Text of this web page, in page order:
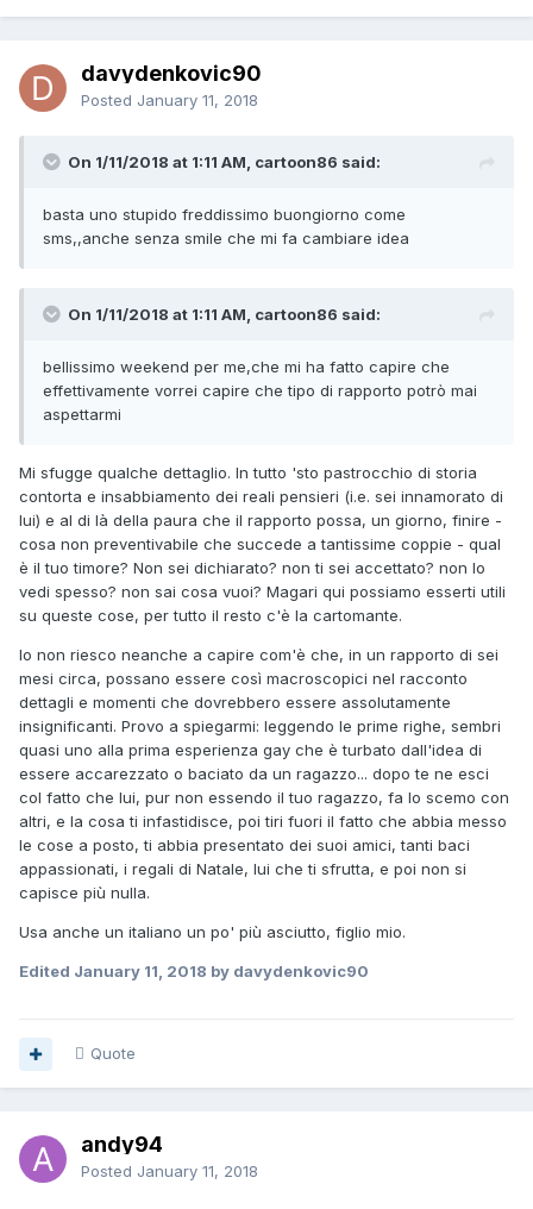
davydenkovic90
Posted January 11, 2018
On 1/11/2018 at 1:11 AM, cartoon86 said:
basta uno stupido freddissimo buongiorno come
sms,,anche senza smile che mi fa cambiare idea
On 1/11/2018 at 1:11 AM, cartoon86 said:
bellissimo weekend per me,che mi ha fatto capire che
effettivamente vorrei capire che tipo di rapporto potrò mai
aspettarmi
Mi sfugge qualche dettaglio. In tutto 'sto pastrocchio di storia
contorta e insabbiamento dei reali pensieri (i.e. sei innamorato di
lui) e al di là della paura che il rapporto possa, un giorno, finire -
cosa non preventivabile che succede a tantissime coppie - qual
è il tuo timore? Non sei dichiarato? non ti sei accettato? non lo
vedi spesso? non sai cosa vuoi? Magari qui possiamo esserti utili
su queste cose, per tutto il resto c'è la cartomante.
Io non riesco neanche a capire com'è che, in un rapporto di sei
mesi circa, possano essere così macroscopici nel racconto
dettagli e momenti che dovrebbero essere assolutamente
insignificanti. Provo a spiegarmi: leggendo le prime righe, sembri
quasi uno alla prima esperienza gay che è turbato dall'idea di
essere accarezzato o baciato da un ragazzo... dopo te ne esci
col fatto che lui, pur non essendo il tuo ragazzo, fa lo scemo con
altri, e la cosa ti infastidisce, poi tiri fuori il fatto che abbia messo
le cose a posto, ti abbia presentato dei suoi amici, tanti baci
appassionati, i regali di Natale, lui che ti sfrutta, e poi non si
capisce più nulla.
Usa anche un italiano un po' più asciutto, figlio mio.
Edited January 11, 2018 by davydenkovic90
Quote
andy94
Posted January 11, 2018